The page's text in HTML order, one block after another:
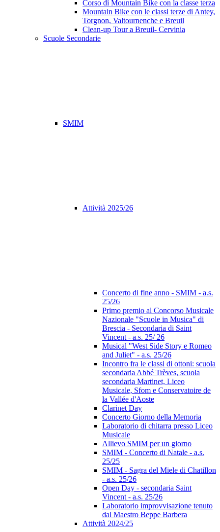
Corso di Mountain Bike con la classe terza
Mountain Bike con le classi terze di Antey,
Torgnon, Valtournenche e Breuil
Clean-up Tour a Breuil- Cervinia
Scuole Secondarie
SMIM
Attività 2025/26
Concerto di fine anno - SMIM - a.s.
25/26
Primo premio al Concorso Musicale
Nazionale "Scuole in Musica" di
Brescia - Secondaria di Saint
Vincent - a.s. 25/ 26
Musical "West Side Story e Romeo
and Juliet" - a.s. 25/26
Incontro fra le classi di ottoni: scuola
secondaria Abbé Trèves, scuola
secondaria Martinet, Liceo
Musicale, Sfom e Conservatoire de
la Vallée d'Aoste
Clarinet Day
Concerto Giorno della Memoria
Laboratorio di chitarra presso Liceo
Musicale
Allievo SMIM per un giorno
SMIM - Concerto di Natale - a.s.
25/25
SMIM - Sagra del Miele di Chatillon
- a.s. 25/26
Open Day - secondaria Saint
Vincent - a.s. 25/26
Laboratorio improvvisazione tenuto
dal Maestro Beppe Barbera
Attività 2024/25